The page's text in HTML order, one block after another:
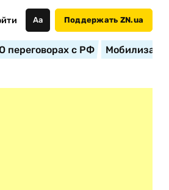
Аа Поддержать ZN.ua
переговорах с РФ